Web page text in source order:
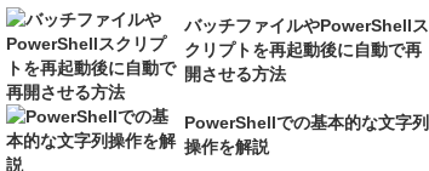
バッチファイルやPowerShellス
クリプトを再起動後に自動で再
開させる方法
PowerShellでの基本的な文字列
操作を解説